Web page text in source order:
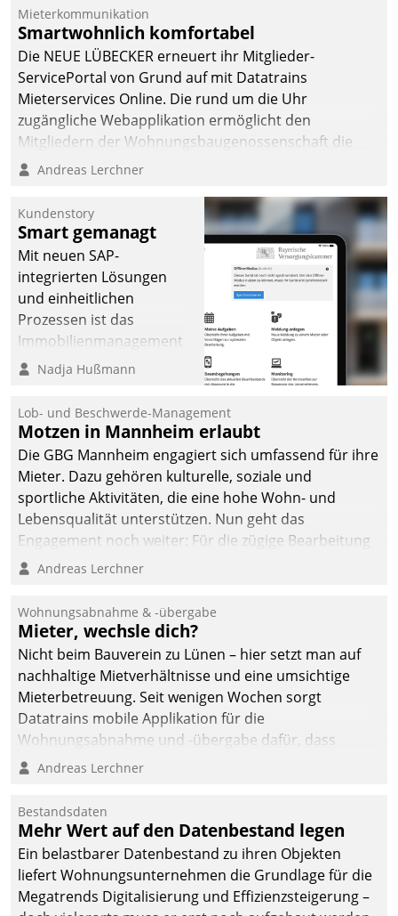
Datatrain ermöglicht
automatisiert ausgelöste,
zielgerichtete
Mieterbefragungen – eine
starke Grundlage für
intelligente,
Entscheidungen.
Mieterkommunikation
Smartwohnlich komfortabel
Die NEUE LÜBECKER erneuert ihr Mitglieder-
ServicePortal von Grund auf mit Datatrains
Mieterservices Online. Die rund um die Uhr
zugängliche Webapplikation ermöglicht den
Mitgliedern der Wohnungs­bau­genossenschaft die
Kontaktaufnahme per Smartphone, Tablet oder PC.
Andreas Lerchner
Kundenstory
Smart gemanagt
Mit neuen SAP-
integrierten Lösungen
und einheitlichen
Prozessen ist das
Immobilienmanagement
der Bayerischen
Ressort Kapitalanlage für
künftige Aufgaben und
Herausforderungen
gerüstet.
Nadja Hußmann
Lob- und Beschwerde-Management
Motzen in Mannheim erlaubt
Die GBG Mannheim engagiert sich umfassend für ihre
Mieter. Dazu gehören kulturelle, soziale und
sportliche Aktivitäten, die eine hohe Wohn- und
Lebensqualität unterstützen. Nun geht das
Engagement noch weiter: Für die zügige Bearbeitung
von Beschwerden – oder Lob – richtet das
und Beschwerde-Management einen eigenen Kanal
ein.
Andreas Lerchner
Wohnungsabnahme & -übergabe
Mieter, wechsle dich?
Nicht beim Bauverein zu Lünen – hier setzt man auf
nachhaltige Mietverhältnisse und eine umsichtige
Mieterbetreuung. Seit wenigen Wochen sorgt
Datatrains mobile Applikation für die
Wohnungsabnahme und -übergabe dafür, dass
Mieter wohlgeordnet kommen und, so es sein muss,
Andreas Lerchner
Bestandsdaten
Mehr Wert auf den Datenbestand legen
Ein belastbarer Datenbestand zu ihren Objekten
liefert Wohnungsunternehmen die Grundlage für die
Megatrends Digitalisierung und Effizienzsteigerung –